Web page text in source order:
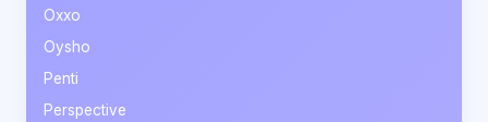
Oxxo
Oysho
Penti
Perspective